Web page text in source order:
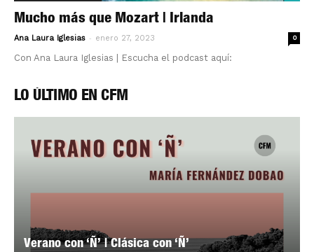
Mucho más que Mozart | Irlanda
Ana Laura Iglesias - enero 27, 2023 0
Con Ana Laura Iglesias | Escucha el podcast aquí:
LO ÚLTIMO EN CFM
Verano con ‘Ñ’ | Clásica con ‘Ñ’